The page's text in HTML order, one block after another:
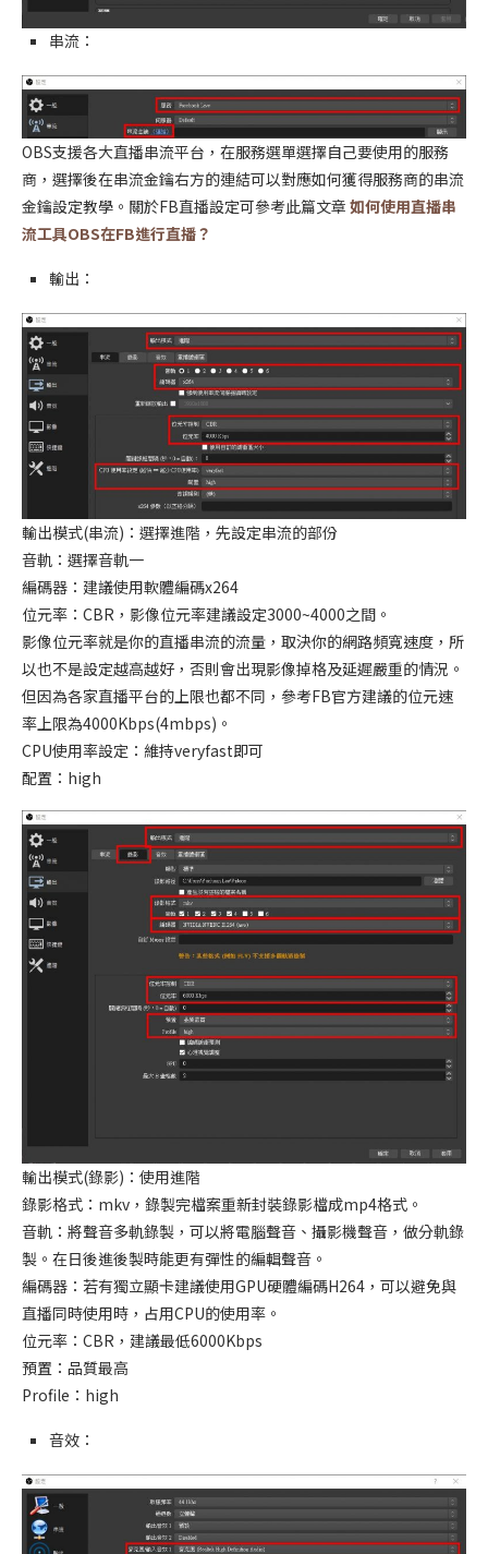
串流：
OBS支援各大直播串流平台，在服務選單選擇自己要使用的服務
商，選擇後在串流金鑰右方的連結可以對應如何獲得服務商的串流
金鑰設定教學。關於FB直播設定可參考此篇文章 如何使用直播串
流工具OBS在FB進行直播？
輸出：
輸出模式(串流)：選擇進階，先設定串流的部份
音軌：選擇音軌一
編碼器：建議使用軟體編碼x264
位元率：CBR，影像位元率建議設定3000~4000之間。
影像位元率就是你的直播串流的流量，取決你的網路頻寬速度，所
以也不是設定越高越好，否則會出現影像掉格及延遲嚴重的情況。
但因為各家直播平台的上限也都不同，參考FB官方建議的位元速
率上限為4000Kbps(4mbps)。
CPU使用率設定：維持veryfast即可
配置：high
輸出模式(錄影)：使用進階
錄影格式：mkv，錄製完檔案重新封裝錄影檔成mp4格式。
音軌：將聲音多軌錄製，可以將電腦聲音、攝影機聲音，做分軌錄
製。在日後進後製時能更有彈性的編輯聲音。
編碼器：若有獨立顯卡建議使用GPU硬體編碼H264，可以避免與
直播同時使用時，占用CPU的使用率。
位元率：CBR，建議最低6000Kbps
預置：品質最高
Profile：high
音效：